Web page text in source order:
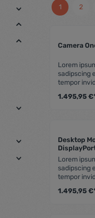
1 2
Camera
Lorem
sadipscing
tempor
eos et
nonumy
et dolore
voluptua.
duo
gubergren,
Lorem
1.495,95
Desktop
Lorem
sadipscing
tempor
eos et
1.495,95